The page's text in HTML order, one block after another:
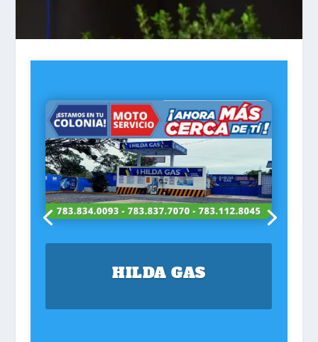
HILDA GAS